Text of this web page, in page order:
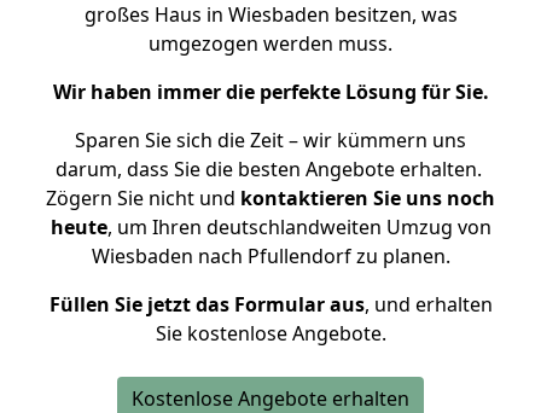
großes Haus in Wiesbaden besitzen, was
umgezogen werden muss.
Wir haben immer die perfekte Lösung für Sie.
Sparen Sie sich die Zeit – wir kümmern uns
darum, dass Sie die besten Angebote erhalten.
Zögern Sie nicht und kontaktieren Sie uns noch
heute, um Ihren deutschlandweiten Umzug von
Wiesbaden nach Pfullendorf zu planen.
Füllen Sie jetzt das Formular aus, und erhalten
Sie kostenlose Angebote.
Kostenlose Angebote erhalten